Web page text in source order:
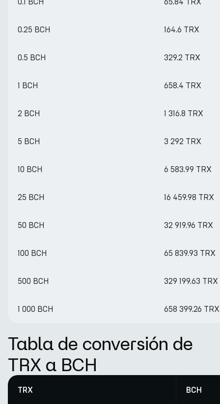
0.25 BCH 164.6 TRX
0.5 BCH 329.2 TRX
1 BCH 658.4 TRX
2 BCH 1 316.8 TRX
5 BCH 3 292 TRX
10 BCH 6 583.99 TRX
25 BCH 16 459.98 TRX
50 BCH 32 919.96 TRX
100 BCH 65 839.93 TRX
500 BCH 329 199.63 TRX
1 000 BCH 658 399.26 TRX
Tabla de conversión de
TRX a BCH
TRX BCH